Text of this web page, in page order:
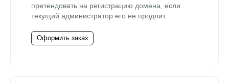
претендовать на регистрацию домена, если
текущий администратор его не продлит.
Оформить заказ